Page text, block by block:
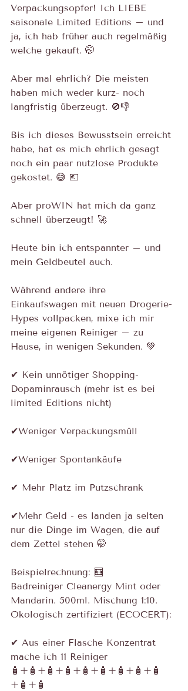
Verpackungsopfer! Ich LIEBE
saisonale Limited Editions – und
ja, ich hab früher auch regelmäßig
welche gekauft. 🤭
Aber mal ehrlich? Die meisten
haben mich weder kurz- noch
langfristig überzeugt. 🚫👎
Bis ich dieses Bewusstsein erreicht
habe, hat es mich ehrlich gesagt
noch ein paar nutzlose Produkte
gekostet. 😅 💶
Aber proWIN hat mich da ganz
schnell überzeugt! 🚀
Heute bin ich entspannter – und
mein Geldbeutel auch.
Während andere ihre
Einkaufswagen mit neuen Drogerie-
Hypes vollpacken, mixe ich mir
meine eigenen Reiniger – zu
Hause, in wenigen Sekunden. 💚
✔ Kein unnötiger Shopping-
Dopaminrausch (mehr ist es bei
limited Editions nicht)
✔Weniger Verpackungsmüll
✔Weniger Spontankäufe
✔ Mehr Platz im Putzschrank
✔Mehr Geld - es landen ja selten
nur die Dinge im Wagen, die auf
dem Zettel stehen 🤭
Beispielrechnung: 🧮
Badreiniger Cleanergy Mint oder
Mandarin. 500ml. Mischung 1:10.
Ökologisch zertifiziert (ECOCERT):
✔ Aus einer Flasche Konzentrat
mache ich 11 Reiniger
🧴+🧴+🧴+🧴+🧴+🧴+🧴+🧴+🧴
+🧴+🧴